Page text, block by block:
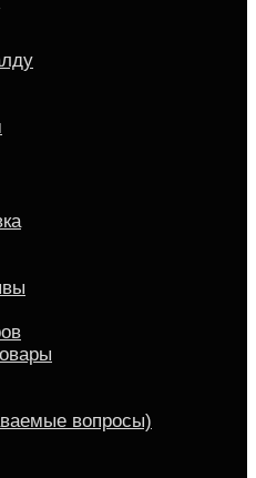
вопросы)